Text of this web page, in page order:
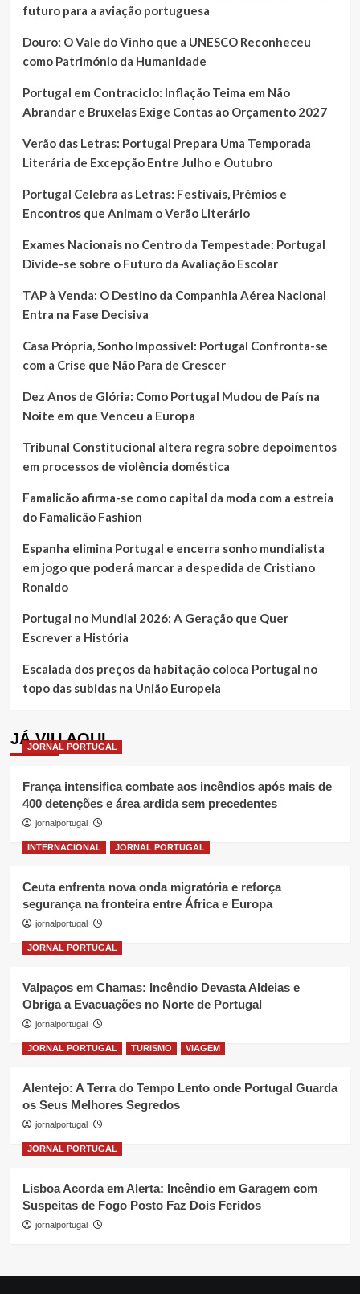
futuro para a aviação portuguesa
Douro: O Vale do Vinho que a UNESCO Reconheceu
como Património da Humanidade
Portugal em Contraciclo: Inflação Teima em Não
Abrandar e Bruxelas Exige Contas ao Orçamento 2027
Verão das Letras: Portugal Prepara Uma Temporada
Literária de Excepção Entre Julho e Outubro
Portugal Celebra as Letras: Festivais, Prémios e
Encontros que Animam o Verão Literário
Exames Nacionais no Centro da Tempestade: Portugal
Divide-se sobre o Futuro da Avaliação Escolar
TAP à Venda: O Destino da Companhia Aérea Nacional
Entra na Fase Decisiva
Casa Própria, Sonho Impossível: Portugal Confronta-se
com a Crise que Não Para de Crescer
Dez Anos de Glória: Como Portugal Mudou de País na
Noite em que Venceu a Europa
Tribunal Constitucional altera regra sobre depoimentos
em processos de violência doméstica
Famalicão afirma-se como capital da moda com a estreia
do Famalicão Fashion
Espanha elimina Portugal e encerra sonho mundialista
em jogo que poderá marcar a despedida de Cristiano
Ronaldo
Portugal no Mundial 2026: A Geração que Quer
Escrever a História
Escalada dos preços da habitação coloca Portugal no
topo das subidas na União Europeia
JÁ VIU AQUI
JORNAL PORTUGAL
França intensifica combate aos incêndios após mais de
400 detenções e área ardida sem precedentes
jornalportugal
INTERNACIONAL JORNAL PORTUGAL
Ceuta enfrenta nova onda migratória e reforça
segurança na fronteira entre África e Europa
jornalportugal
JORNAL PORTUGAL
Valpaços em Chamas: Incêndio Devasta Aldeias e
Obriga a Evacuações no Norte de Portugal
jornalportugal
JORNAL PORTUGAL TURISMO VIAGEM
Alentejo: A Terra do Tempo Lento onde Portugal Guarda
os Seus Melhores Segredos
jornalportugal
JORNAL PORTUGAL
Lisboa Acorda em Alerta: Incêndio em Garagem com
Suspeitas de Fogo Posto Faz Dois Feridos
jornalportugal